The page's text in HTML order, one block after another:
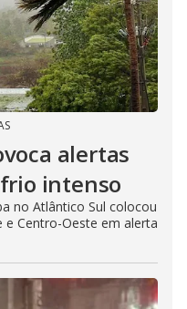
alertas
intenso
no Atlântico Sul colocou
e Centro-Oeste em alerta